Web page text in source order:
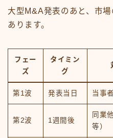
大型M&A発表のあと、市場
あります。
フェー
ズ
タイミン
グ
第1波 発表当日 当事
第2波 1週間後
同業
等）